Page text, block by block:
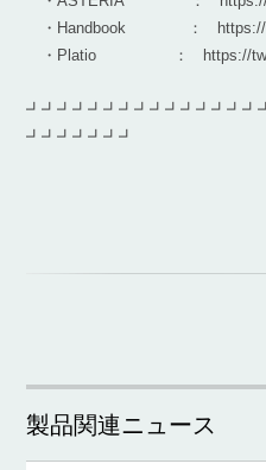
・Handbook ： https://
・Platio ： https://
┛┛┛┛┛┛┛
製品関連ニュース